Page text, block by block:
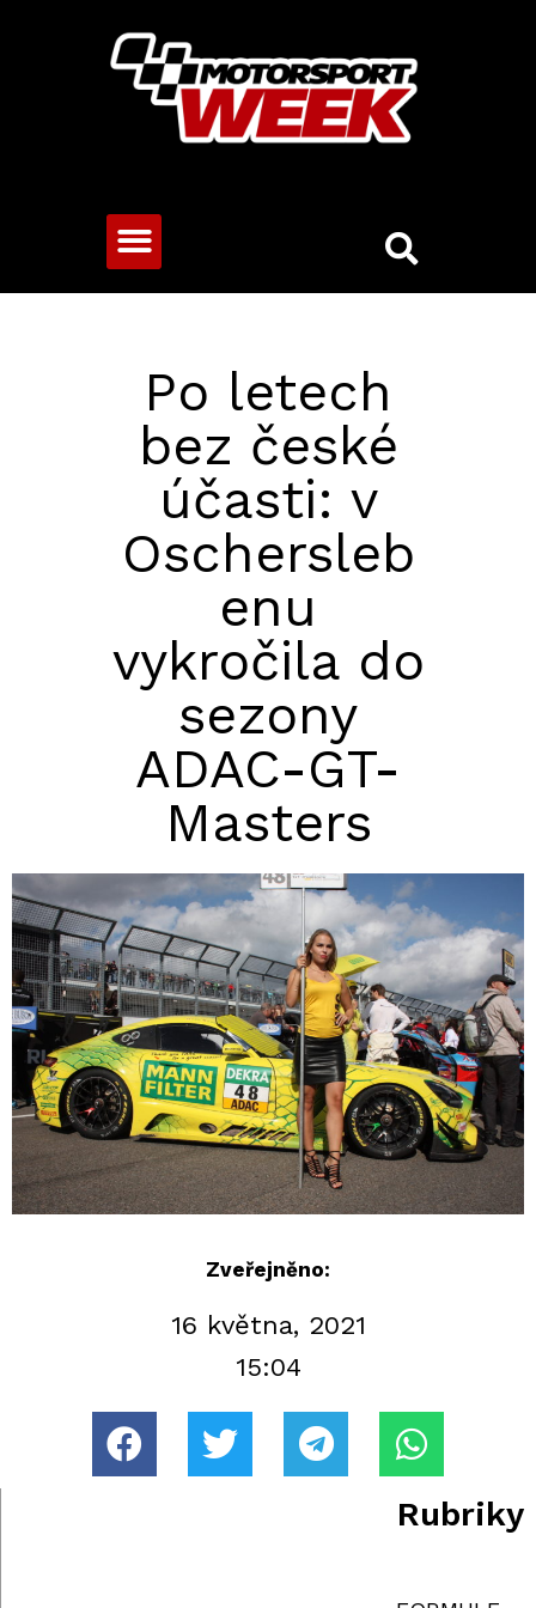
Po letech
bez české
účasti: v
Oschersleb
enu
vykročila do
sezony
ADAC-GT-
Masters
Zveřejněno:
16 května, 2021
15:04
Rubriky